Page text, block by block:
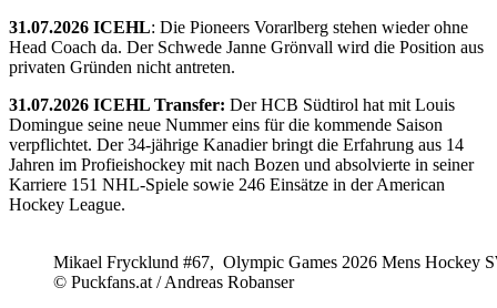
31.07.2026 ICEHL: Die Pioneers Vorarlberg stehen wieder ohne
Head Coach da. Der Schwede Janne Grönvall wird die Position aus
privaten Gründen nicht antreten.
31.07.2026 ICEHL Transfer: Der HCB Südtirol hat mit Louis
Domingue seine neue Nummer eins für die kommende Saison
verpflichtet. Der 34-jährige Kanadier bringt die Erfahrung aus 14
Jahren im Profieishockey mit nach Bozen und absolvierte in seiner
Karriere 151 NHL-Spiele sowie 246 Einsätze in der American
Hockey League.
Mikael Frycklund #67, Olympic Games 2026 Mens Hockey
© Puckfans.at / Andreas Robanser